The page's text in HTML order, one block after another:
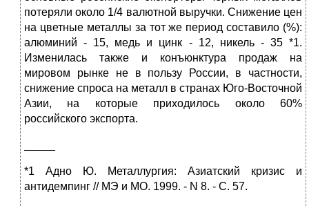
потеряли около 1/4 валютной выручки. Снижение цен
на цветные металлы за тот же период составило (%):
алюминий - 15, медь и цинк - 12, никель - 35 *1.
Изменилась также и конъюнктура продаж на
мировом рынке не в пользу России, в частности,
снижение спроса на металл в странах Юго-Восточной
Азии, на которые приходилось около 60%
российского экспорта.
*1 Адно Ю. Металлургия: Азиатский кризис и
антидемпинг // МЭ и МО. 1999. - N 8. - С. 57.